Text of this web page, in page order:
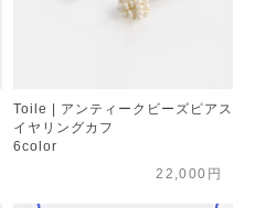
Toile | アンティークビーズピアス
イヤリングカフ
6color
22,000円